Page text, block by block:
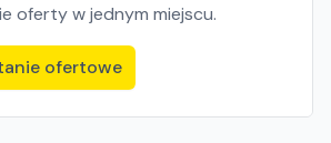
oferty w jednym miejscu.
ofertowe